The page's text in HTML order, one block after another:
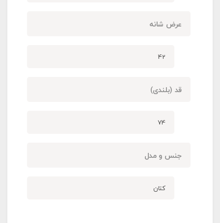
عرض شانه
42
قد (بلندی)
74
جنس و مدل
کتان